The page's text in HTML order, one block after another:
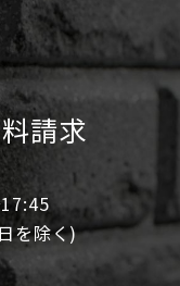
請求
を除く)